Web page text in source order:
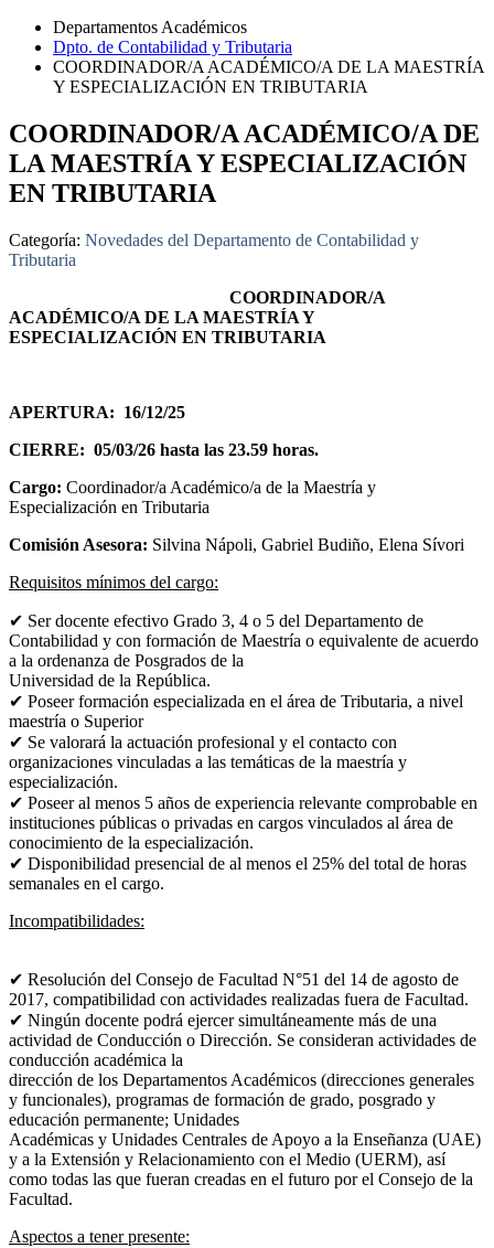
Departamentos Académicos
Dpto. de Contabilidad y Tributaria
COORDINADOR/A ACADÉMICO/A DE LA MAESTRÍA
Y ESPECIALIZACIÓN EN TRIBUTARIA
COORDINADOR/A ACADÉMICO/A DE
LA MAESTRÍA Y ESPECIALIZACIÓN
EN TRIBUTARIA
Categoría: Novedades del Departamento de Contabilidad y
Tributaria
COORDINADOR/A
ACADÉMICO/A DE LA MAESTRÍA Y
ESPECIALIZACIÓN EN TRIBUTARIA
APERTURA: 16/12/25
CIERRE: 05/03/26 hasta las 23.59 horas.
Cargo: Coordinador/a Académico/a de la Maestría y
Especialización en Tributaria
Comisión Asesora: Silvina Nápoli, Gabriel Budiño, Elena Sívori
Requisitos mínimos del cargo:
✔ Ser docente efectivo Grado 3, 4 o 5 del Departamento de
Contabilidad y con formación de Maestría o equivalente de acuerdo
a la ordenanza de Posgrados de la
Universidad de la República.
✔ Poseer formación especializada en el área de Tributaria, a nivel
maestría o Superior
✔ Se valorará la actuación profesional y el contacto con
organizaciones vinculadas a las temáticas de la maestría y
especialización.
✔ Poseer al menos 5 años de experiencia relevante comprobable en
instituciones públicas o privadas en cargos vinculados al área de
conocimiento de la especialización.
✔ Disponibilidad presencial de al menos el 25% del total de horas
semanales en el cargo.
Incompatibilidades:
✔ Resolución del Consejo de Facultad N°51 del 14 de agosto de
2017, compatibilidad con actividades realizadas fuera de Facultad.
✔ Ningún docente podrá ejercer simultáneamente más de una
actividad de Conducción o Dirección. Se consideran actividades de
conducción académica la
dirección de los Departamentos Académicos (direcciones generales
y funcionales), programas de formación de grado, posgrado y
educación permanente; Unidades
Académicas y Unidades Centrales de Apoyo a la Enseñanza (UAE)
y a la Extensión y Relacionamiento con el Medio (UERM), así
como todas las que fueran creadas en el futuro por el Consejo de la
Facultad.
Aspectos a tener presente: